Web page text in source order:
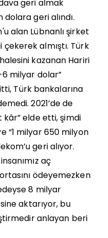
geri almak
geri alındı.
alan Lübnanlı şirket
almıştı. Türk
kazanan Hariri
6 milyar dolar”
Türk bankalarına
2021’de de
kâr” elde etti, şimdi
“1 milyar 650 milyon
geri alıyor.
aç
ödeyemezken
8 milyar
aktarıyor, bu
anlayan beri